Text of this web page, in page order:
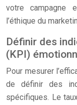
votre campagne
l’éthique du
Définir des
(KPI)
Pour mesurer
de définir des
spécifiques. Le